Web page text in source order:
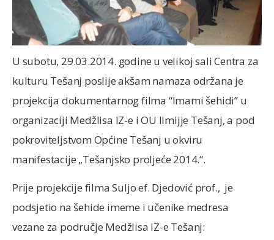
U subotu, 29.03.2014. godine u velikoj sali Centra za
kulturu Tešanj poslije akšam namaza održana je
projekcija dokumentarnog filma “Imami šehidi” u
organizaciji Medžlisa IZ-e i OU Ilmijje Tešanj, a pod
pokroviteljstvom Općine Tešanj u okviru
manifestacije „Tešanjsko proljeće 2014.“.
Prije projekcije filma Suljo ef. Djedović prof., je
podsjetio na šehide imeme i učenike medresa
vezane za područje Medžlisa IZ-e Tešanj: